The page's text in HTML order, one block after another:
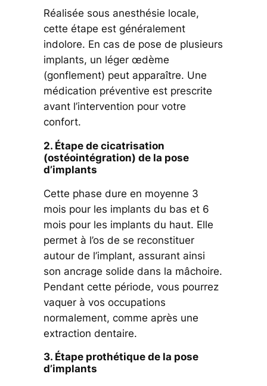
Réalisée sous anesthésie locale,
cette étape est généralement
indolore. En cas de pose de plusieurs
implants, un léger œdème
(gonflement) peut apparaître. Une
médication préventive est prescrite
avant l’intervention pour votre
confort.
2. Étape de cicatrisation
(ostéointégration) de la pose
d’implants
Cette phase dure en moyenne 3
mois pour les implants du bas et 6
mois pour les implants du haut. Elle
permet à l’os de se reconstituer
autour de l’implant, assurant ainsi
son ancrage solide dans la mâchoire.
Pendant cette période, vous pourrez
vaquer à vos occupations
normalement, comme après une
extraction dentaire.
3. Étape prothétique de la pose
d’implants